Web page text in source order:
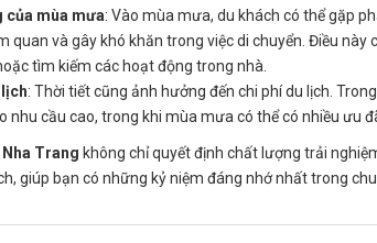
của mùa mưa: Vào mùa mưa, du khách có thể gặp
quan và gây khó khăn trong việc di chuyển. Điều
tìm kiếm các hoạt động trong nhà.
: Thời tiết cũng ảnh hưởng đến chi phí du lịch.
nhu cầu cao, trong khi mùa mưa có thể có nhiều ưu
Trang không chỉ quyết định chất lượng trải
giúp bạn có những kỷ niệm đáng nhớ nhất trong